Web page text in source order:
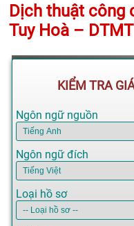
Dịch thuật công
Tuy Hoà – DTMT
KIỂM TRA
Ngôn ngữ nguồn
Ngôn ngữ đích
Loại hồ sơ